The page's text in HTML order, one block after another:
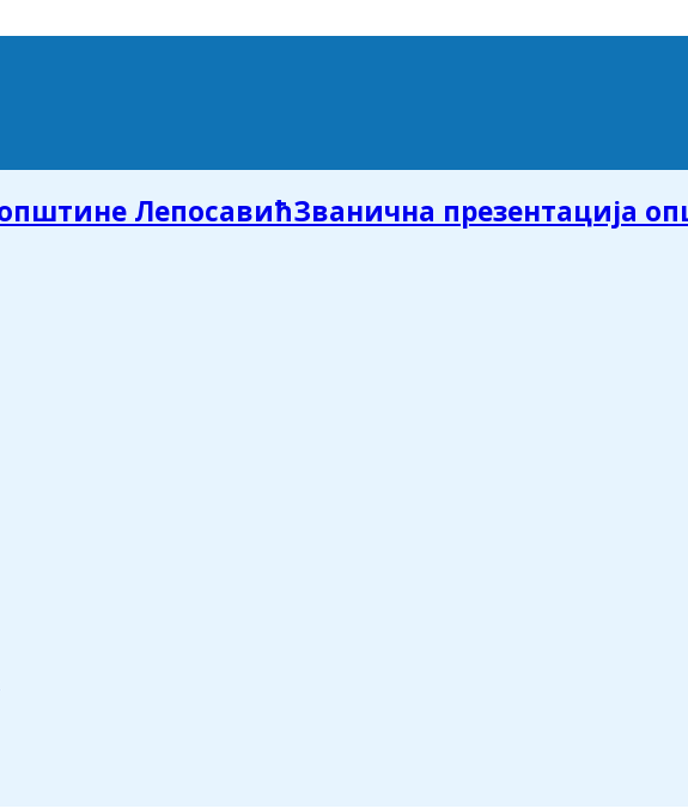
Званична презентација